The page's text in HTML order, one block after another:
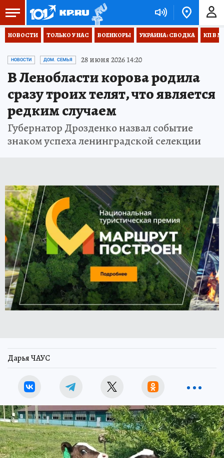
НОВОСТИ ТОЛЬКО У НАС ВОЕНКОРЫ УКРАИНА: СВОДКА КП В
НОВОСТИ ДОМ. СЕМЬЯ 28 июня 2026 14:20
В Ленобласти корова родила
сразу троих телят, что является
редким случаем
Губернатор Дрозденко назвал событие
знаком успеха ленинградской селекции
Дарья ЧАУС